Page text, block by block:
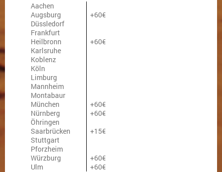
Aachen
Augsburg
Düssledorf
Frankfurt
Heilbronn
Karlsruhe
Koblenz
Köln
Limburg
Mannheim
Montabaur
München
Nürnberg
Öhringen
Saarbrücken
Stuttgart
Pforzheim
Würzburg
Ulm
+60€
+60€
+60€
+60€
+15€
+60€
+60€